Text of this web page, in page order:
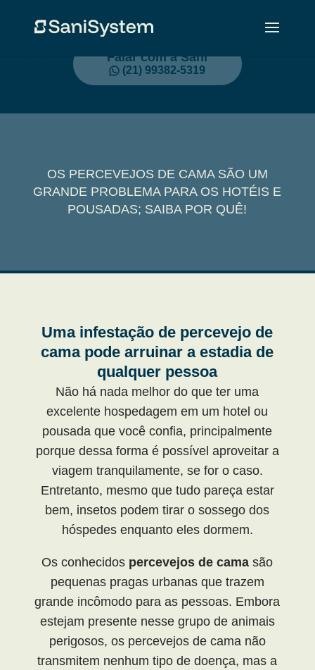
Falar com a Sani
(21) 99382-5319
OS PERCEVEJOS DE CAMA SÃO UM
GRANDE PROBLEMA PARA OS HOTÉIS E
POUSADAS; SAIBA POR QUÊ!
Uma infestação de percevejo de
cama pode arruinar a estadia de
qualquer pessoa
Não há nada melhor do que ter uma
excelente hospedagem em um hotel ou
pousada que você confia, principalmente
porque dessa forma é possível aproveitar a
viagem tranquilamente, se for o caso.
Entretanto, mesmo que tudo pareça estar
bem, insetos podem tirar o sossego dos
hóspedes enquanto eles dormem.
Os conhecidos percevejos de camasão
pequenas pragas urbanas que trazem
grande incômodo para as pessoas. Embora
estejam presente nesse grupo de animais
perigosos, os percevejos de cama não
transmitem nenhum tipo de doença, mas a